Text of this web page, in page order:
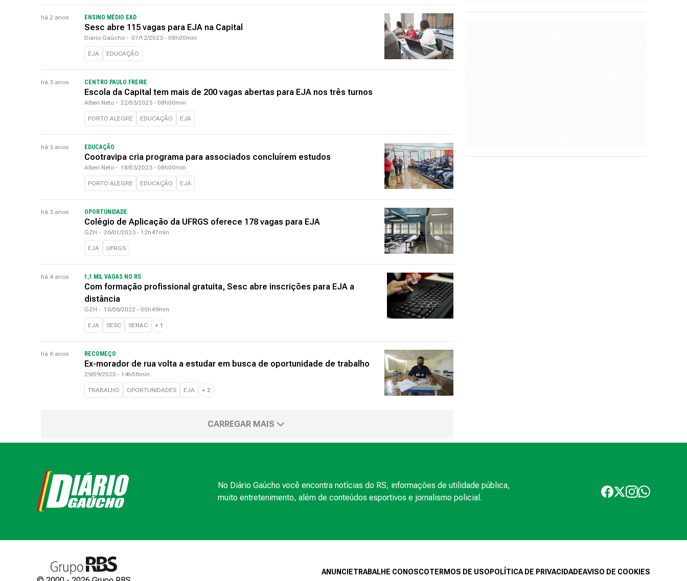
há 2 anos ENSINO MÉDIO EAD
Sesc abre 115 vagas para EJA na Capital
Diário Gaúcho - 07/12/2023 - 08h00min
EJA EDUCAÇÃO
há 3 anos CENTRO PAULO FREIRE
Escola da Capital tem mais de 200 vagas abertas para EJA nos três turnos
Alberi Neto - 22/03/2023 - 08h00min
PORTO ALEGRE EDUCAÇÃO EJA
há 3 anos EDUCAÇÃO
Cootravipa cria programa para associados concluírem estudos
Alberi Neto - 18/03/2023 - 08h00min
PORTO ALEGRE EDUCAÇÃO EJA
há 3 anos OPORTUNIDADE
Colégio de Aplicação da UFRGS oferece 178 vagas para EJA
GZH - 26/01/2023 - 12h47min
EJA UFRGS
há 4 anos 1,1 MIL VAGAS NO RS
Com formação profissional gratuita, Sesc abre inscrições para EJA a
distância
GZH - 10/06/2022 - 00h49min
EJA SESC SENAC + 1
há 6 anos RECOMEÇO
Ex-morador de rua volta a estudar em busca de oportunidade de trabalho
29/09/2020 - 14h56min
TRABALHO OPORTUNIDADES EJA + 2
CARREGAR MAIS
No Diário Gaúcho você encontra notícias do RS, informações de utilidade pública,
muito entretenimento, além de conteúdos esportivos e jornalismo policial.
ANUNCIETRABALHE CONOSCOTERMOS DE USO POLÍTICA DE PRIVACIDADEAVISO DE COOKIES